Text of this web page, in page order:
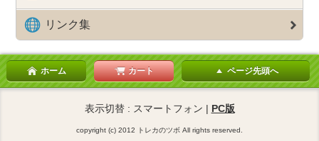
リンク集
ホーム カート ページ先頭へ
表示切替 : スマートフォン | PC版
copyright (c) 2012 トレカのツボ All rights reserved.